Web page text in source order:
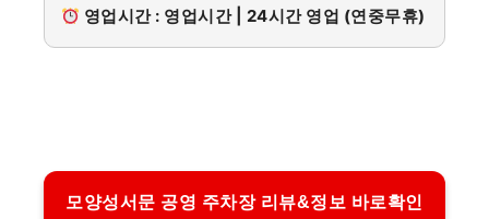
영업시간 : 영업시간 | 24시간 영업 (연중무휴)
모양성서문 공영 주차장 리뷰&정보 바로확인